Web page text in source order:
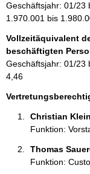
n
e
n
:
n
f
r
m
a
t
i
Geschäftsjahr: 01/23
1.970.001 bis
Vollzeitäquivalent
beschäftigten
Geschäftsjahr: 01/23
4,46
Christian Klein
Funktion:
Thomas
Funktion: